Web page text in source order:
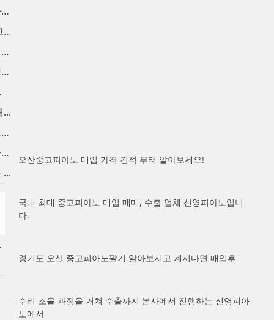
오산중고피아노 매입 가격 견적 부터 알아보세요!
국내 최대 중고피아노 매입 매매, 수출 업체 신영피아노입니
다.
경기도 오산 중고피아노팔기 알아보시고 계시다면 매입후
수리 조율 과정을 거쳐 수출까지 본사에서 진행하는 신영피아
노에서
인천중고피아노 매입 합니다. ...
...
중고피아노팔기 매입후 가치를...
중고피아노시세 브랜드별 정직...
...
...
마포중고피아노 시세대비 고가...
용산 중고피아노 매입합니다. ...
...
다.